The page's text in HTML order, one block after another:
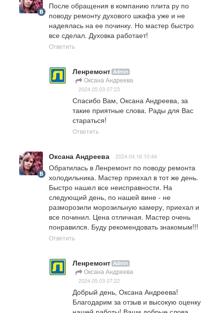
После обращения в компанию плита ру по
поводу ремонту духового шкафа уже и не
надеялась на ее починку. Но мастер быстро
все сделал. Духовка работает!
Ответить
Ленремонт Admin
Оксана Андреева
2024.05.03 07:23
Спасибо Вам, Оксана Андреева, за
такие приятные слова. Рады для Вас
стараться!
Ответить
Оксана Андреева 2024.04.16 10:44
Обратилась в Ленремонт по поводу ремонта
холодильника. Мастер приехал в тот же день.
Быстро нашел все неисправности. На
следующий день, по нашей вине - не
разморозили морозильную камеру, приехал и
все починил. Цена отличная. Мастер очень
понравился. Буду рекомендовать знакомым!!!
Ответить
Ленремонт Admin
Оксана Андреева
2024.05.03 07:22
Добрый день, Оксана Андреева!
Благодарим за отзыв и высокую оценку